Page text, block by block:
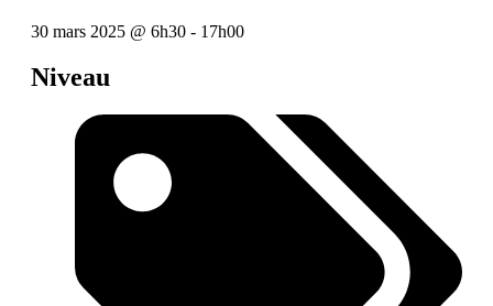
30 mars 2025 @ 6h30 - 17h00
Niveau